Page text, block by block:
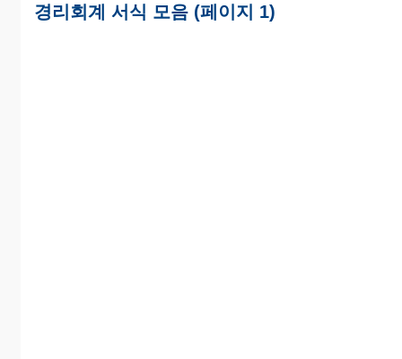
경리회계 서식 모음 (페이지 1)